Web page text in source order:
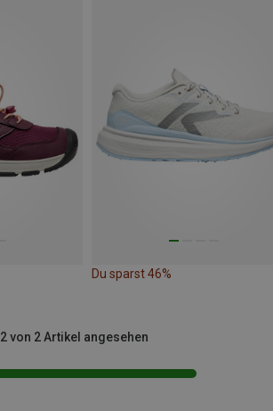
Du sparst 46%
2 von 2 Artikel angesehen